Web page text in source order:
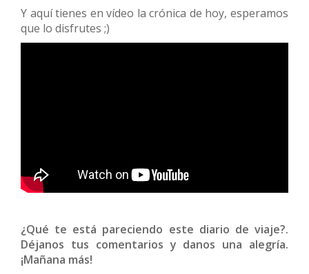
Y aquí tienes en vídeo la crónica de hoy, esperamos
que lo disfrutes ;)
¿Qué te está pareciendo este diario de viaje?.
Déjanos tus comentarios y danos una alegría.
¡Mañana más!